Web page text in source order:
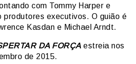
com Tommy Harper e
produtores executivos. O guião é
Kasdan e Michael Arndt.
DA FORÇAestreia nos
de 2015.